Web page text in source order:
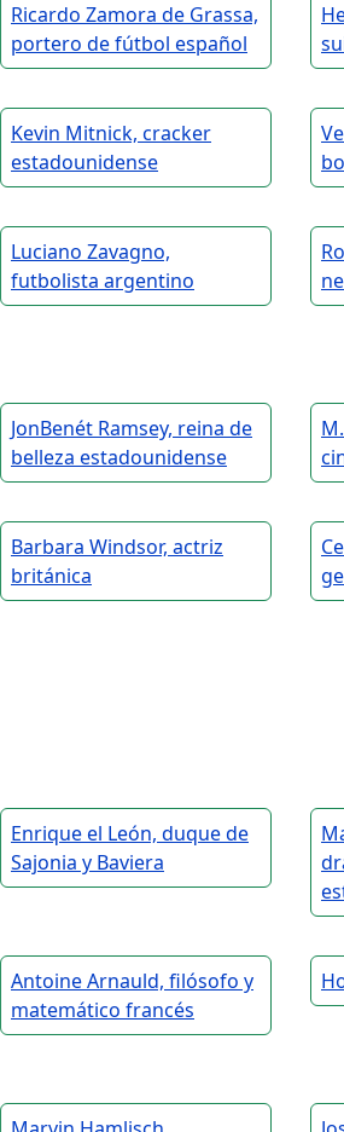
Ricardo Zamora de Grassa,
portero de fútbol español
Kevin Mitnick, cracker
estadounidense
Luciano Zavagno,
futbolista argentino
JonBenét Ramsey, reina de
belleza estadounidense
Barbara Windsor, actriz
británica
Enrique el León, duque de
Sajonia y Baviera
Antoine Arnauld, filósofo y
matemático francés